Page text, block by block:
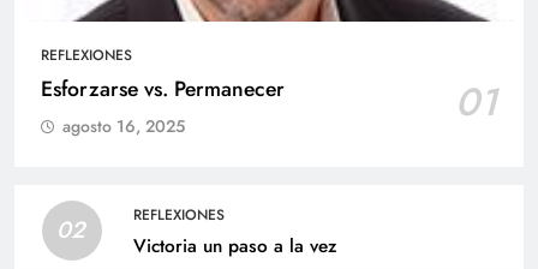
REFLEXIONES
Esforzarse vs. Permanecer 01
agosto 16, 2025
02 REFLEXIONES
Victoria un paso a la vez